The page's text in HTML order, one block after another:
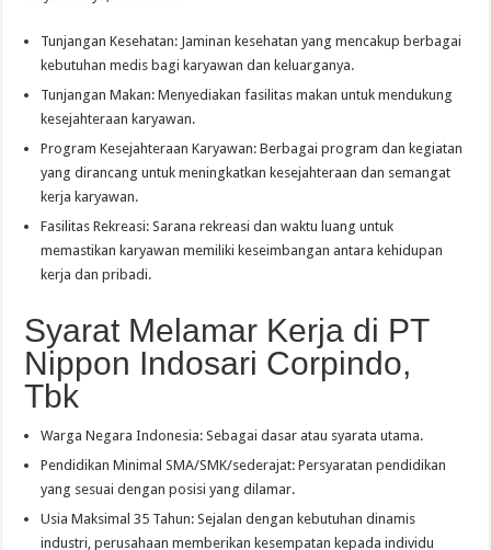
Tunjangan Kesehatan: Jaminan kesehatan yang mencakup berbagai
kebutuhan medis bagi karyawan dan keluarganya.
Tunjangan Makan: Menyediakan fasilitas makan untuk mendukung
kesejahteraan karyawan.
Program Kesejahteraan Karyawan: Berbagai program dan kegiatan
yang dirancang untuk meningkatkan kesejahteraan dan semangat
kerja karyawan.
Fasilitas Rekreasi: Sarana rekreasi dan waktu luang untuk
memastikan karyawan memiliki keseimbangan antara kehidupan
kerja dan pribadi.
Syarat Melamar Kerja di PT
Nippon Indosari Corpindo,
Tbk
Warga Negara Indonesia: Sebagai dasar atau syarata utama.
Pendidikan Minimal SMA/SMK/sederajat: Persyaratan pendidikan
yang sesuai dengan posisi yang dilamar.
Usia Maksimal 35 Tahun: Sejalan dengan kebutuhan dinamis
industri, perusahaan memberikan kesempatan kepada individu